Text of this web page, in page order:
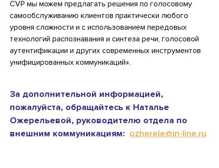
CVP мы можем предлагать решения по голосовому
самообслуживанию клиентов практически любого
уровня сложности и с использованием передовых
технологий распознавания и синтеза речи, голосовой
аутентификации и других современных инструментов
унифицированных коммуникаций».
За дополнительной информацией,
пожалуйста, обращайтесь к Наталье
Ожерельевой, руководителю отдела по
внешним коммуникациям: ozherele@in-line.ru